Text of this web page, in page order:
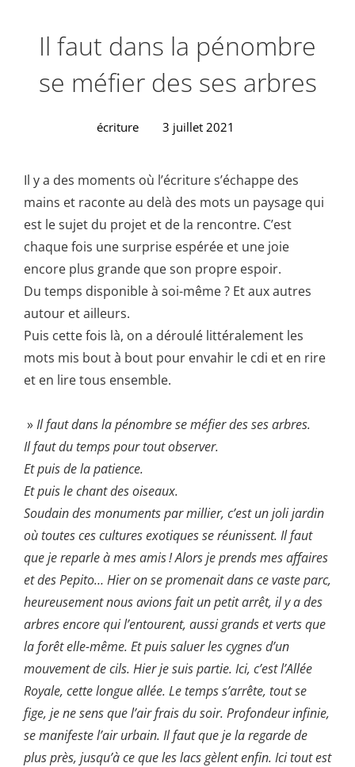
Il faut dans la pénombre
se méfier des ses arbres
écriture 3 juillet 2021
Il y a des moments où l’écriture s’échappe des
mains et raconte au delà des mots un paysage qui
est le sujet du projet et de la rencontre. C’est
chaque fois une surprise espérée et une joie
encore plus grande que son propre espoir.
Du temps disponible à soi-même ? Et aux autres
autour et ailleurs.
Puis cette fois là, on a déroulé littéralement les
mots mis bout à bout pour envahir le cdi et en rire
et en lire tous ensemble.
»Il faut dans la pénombre se méfier des ses arbres.
Il faut du temps pour tout observer.
Et puis de la patience.
Et puis le chant des oiseaux.
Soudain des monuments par millier, c’est un joli jardin
où toutes ces cultures exotiques se réunissent. Il faut
que je reparle à mes amis ! Alors je prends mes affaires
et des Pepito… Hier on se promenait dans ce vaste parc,
heureusement nous avions fait un petit arrêt, il y a des
arbres encore qui l’entourent, aussi grands et verts que
la forêt elle-même. Et puis saluer les cygnes d’un
mouvement de cils. Hier je suis partie. Ici, c’est l’Allée
Royale, cette longue allée. Le temps s’arrête, tout se
fige, je ne sens que l’air frais du soir. Profondeur infinie,
se manifeste l’air urbain. Il faut que je la regarde de
plus près, jusqu’à ce que les lacs gèlent enfin. Ici tout est